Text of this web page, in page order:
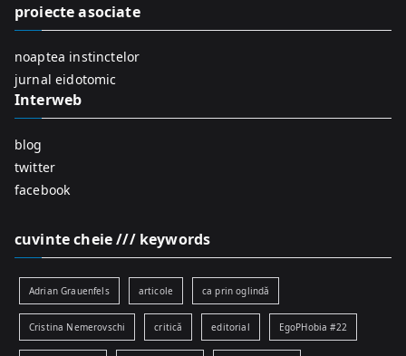
o
proiecte asociate
noaptea instinctelor
jurnal eidotomic
Interweb
blog
twitter
facebook
cuvinte cheie /// keywords
Adrian Grauenfels articole ca prin oglindă
Cristina Nemerovschi critică editorial EgoPHobia #22